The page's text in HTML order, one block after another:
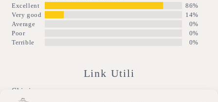
Excellent
86%
Very good
14%
Average
0%
Poor
0%
Terrible
0%
Link Utili
Chi siamo